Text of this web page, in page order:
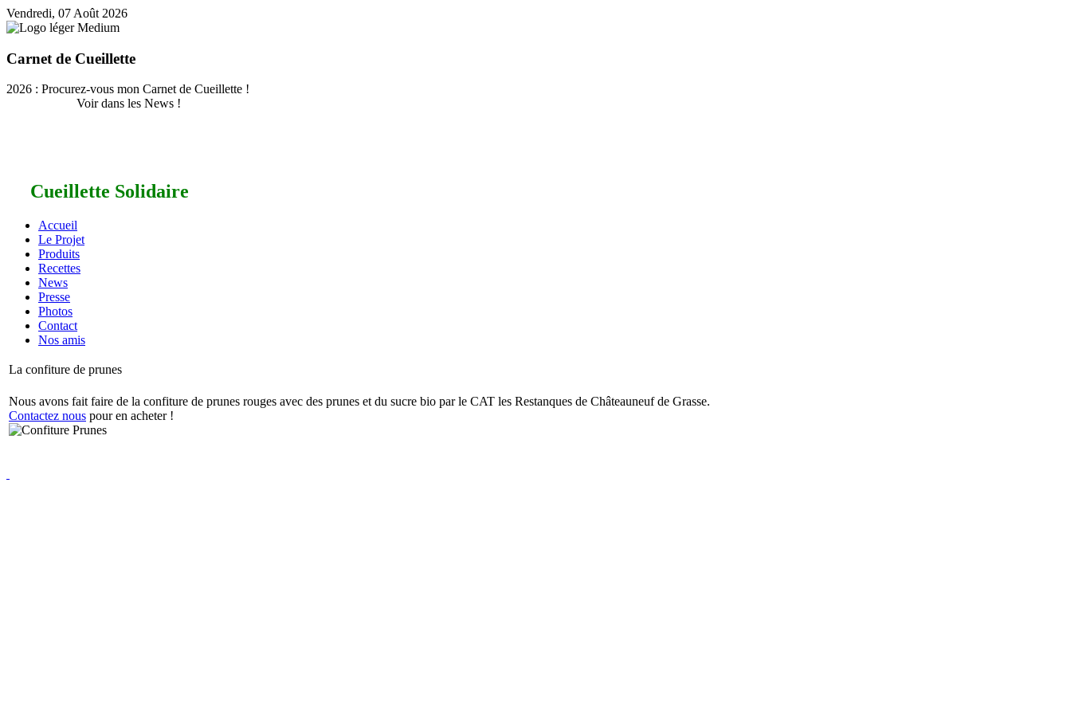
Vendredi, 07 Août 2026
Carnet de Cueillette
2026 : Procurez-vous mon Carnet de Cueillette !
Voir dans les News !
Cueillette Solidaire
Accueil
Le Projet
Produits
Recettes
News
Presse
Photos
Contact
Nos amis
La confiture de prunes
Nous avons fait faire de la confiture de prunes rouges avec des prunes et du sucre bio par le CAT les Restanques de Châteauneuf de Grasse.
Contactez nous pour en acheter !